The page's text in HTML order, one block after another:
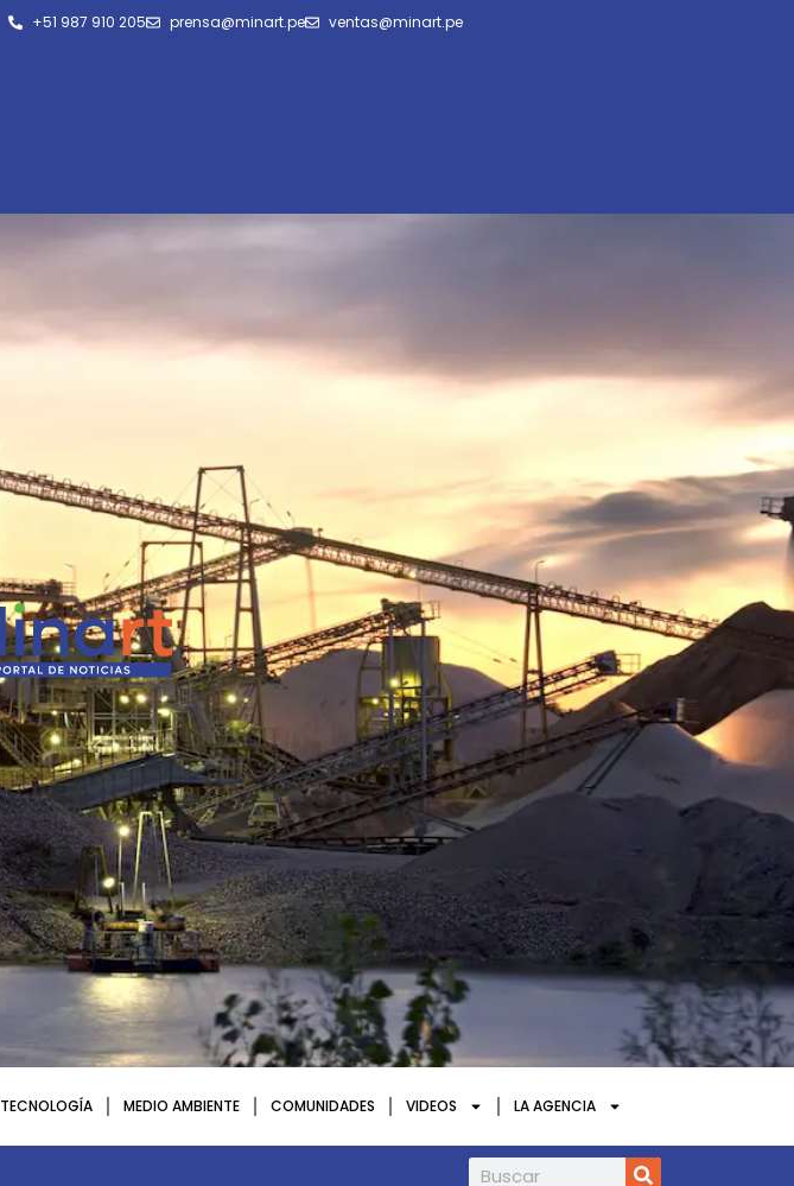
+51 987 910 205 prensa@minart.pe ventas@minart.pe
TECNOLOGÍA MEDIO AMBIENTE COMUNIDADES VIDEOS LA AGENCIA
Petroperú aprueba un VPE para